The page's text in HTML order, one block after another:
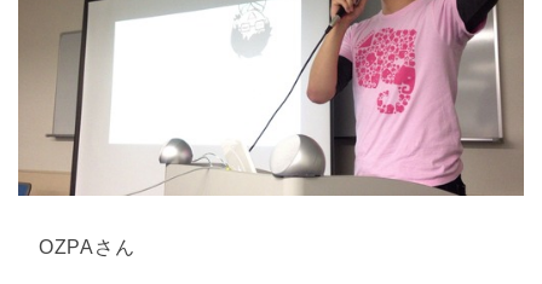
OZPAさん